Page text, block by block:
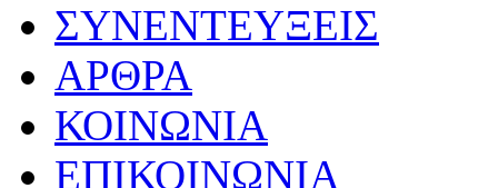
ΣΥΝΕΝΤΕΥΞΕΙΣ
ΑΡΘΡΑ
ΚΟΙΝΩΝΙΑ
ΕΠΙΚΟΙΝΩΝΙΑ